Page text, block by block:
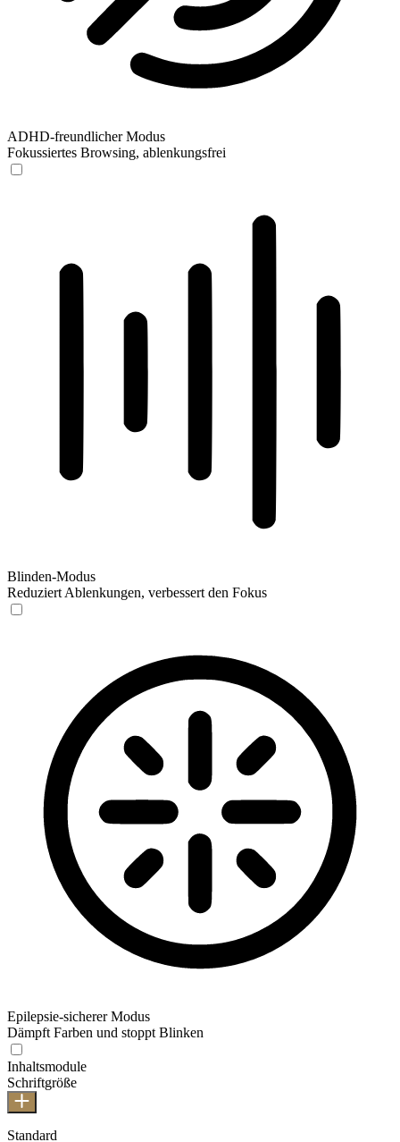
ADHD-freundlicher Modus
Fokussiertes Browsing, ablenkungsfrei
Blinden-Modus
Reduziert Ablenkungen, verbessert den Fokus
Epilepsie-sicherer Modus
Dämpft Farben und stoppt Blinken
Inhaltsmodule
Schriftgröße
Standard